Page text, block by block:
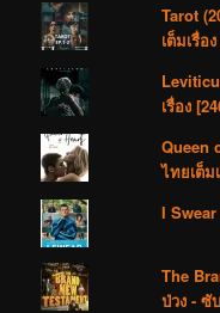
Tarot
เต็มเรื่อ
เรื่อง
Queen
ไทยเต็ม
I
The
ป่วง - ซั